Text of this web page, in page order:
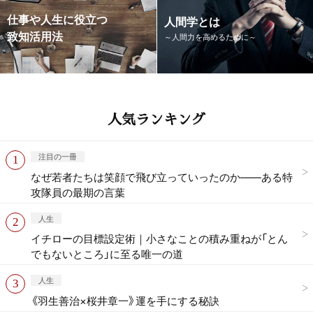
仕事や人生に役立つ
致知活用法
人間学とは
～人間力を高めるために～
人気ランキング
注目の一冊
なぜ若者たちは笑顔で飛び立っていったのか——ある特
攻隊員の最期の言葉
人生
イチローの目標設定術｜小さなことの積み重ねが「とん
でもないところ」に至る唯一の道
人生
《羽生善治×桜井章一》運を手にする秘訣